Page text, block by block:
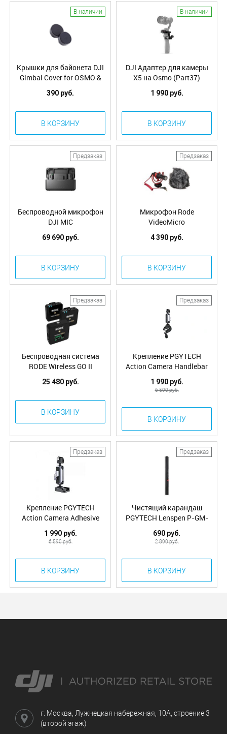
В наличии
Крышки для байонета DJI
Gimbal Cover for OSMO &
Inspire 1 (Part39)
390 руб.
В КОРЗИНУ
В наличии
DJI Адаптер для камеры
X5 на Osmo (Part37)
1 990 руб.
В КОРЗИНУ
Предзаказ
Беспроводной микрофон
DJI MIC
69 690 руб.
В КОРЗИНУ
Предзаказ
Микрофон Rode
VideoMicro
4 390 руб.
В КОРЗИНУ
Предзаказ
Беспроводная система
RODE Wireless GO II
(G6228)
25 480 руб.
В КОРЗИНУ
Предзаказ
Крепление PGYTECH
Action Camera Handlebar
Mount P-GM-137
1 990 руб.
6 590 руб.
В КОРЗИНУ
Предзаказ
Крепление PGYTECH
Action Camera Adhesive
Mount P-GM-126
1 990 руб.
6 590 руб.
В КОРЗИНУ
Предзаказ
Чистящий карандаш
PGYTECH Lenspen P-GM-
112
690 руб.
2 890 руб.
В КОРЗИНУ
г. Москва, Лужнецкая набережная, 10А, строение 3
(второй этаж)